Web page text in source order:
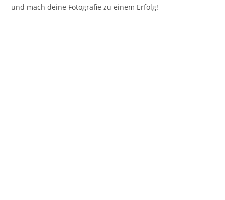
und mach deine Fotografie zu einem Erfolg!